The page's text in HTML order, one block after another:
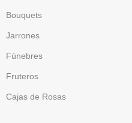
Bouquets
Jarrones
Fúnebres
Fruteros
Cajas de Rosas